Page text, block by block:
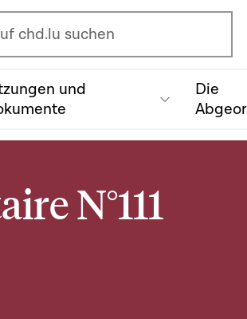
de recherche
chd.lu suchen
und
Die
N°111